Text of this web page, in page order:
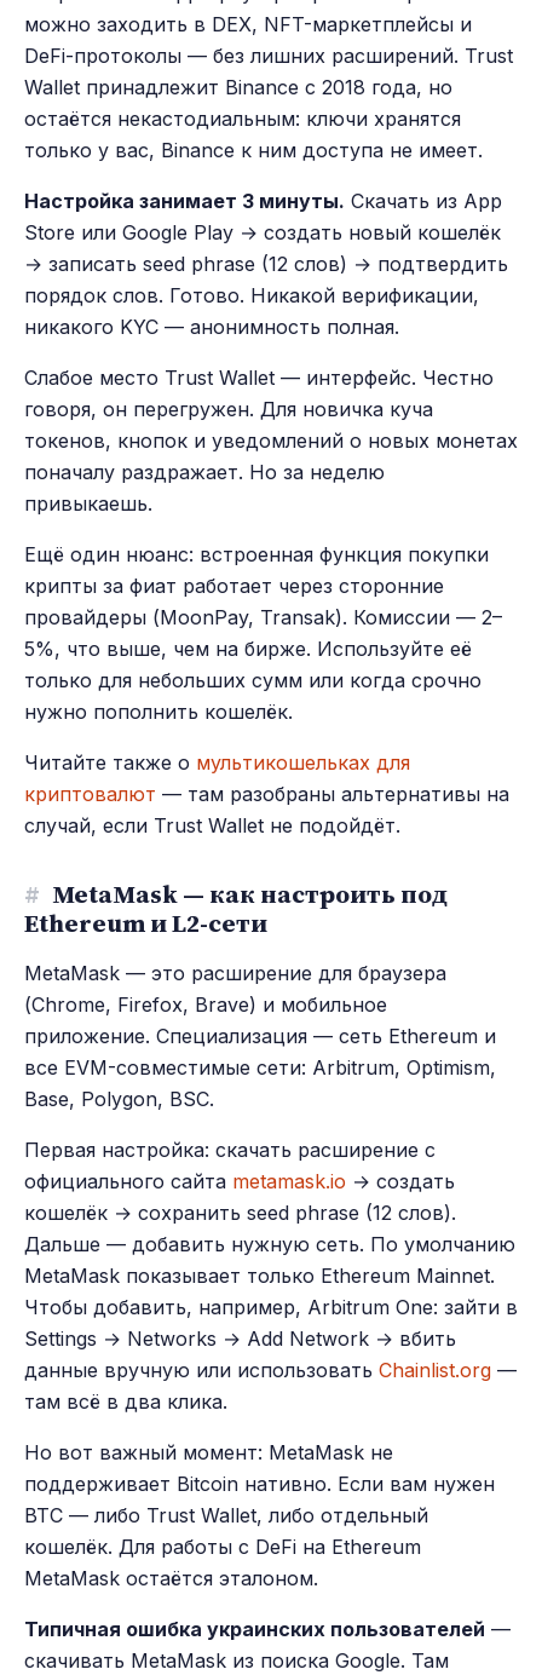
можно заходить в DEX, NFT-маркетплейсы и
DeFi-протоколы — без лишних расширений. Trust
Wallet принадлежит Binance с 2018 года, но
остаётся некастодиальным: ключи хранятся
только у вас, Binance к ним доступа не имеет.
Настройка занимает 3 минуты. Скачать из App
Store или Google Play → создать новый кошелёк
→ записать seed phrase (12 слов) → подтвердить
порядок слов. Готово. Никакой верификации,
никакого KYC — анонимность полная.
Слабое место Trust Wallet — интерфейс. Честно
говоря, он перегружен. Для новичка куча
токенов, кнопок и уведомлений о новых монетах
поначалу раздражает. Но за неделю
привыкаешь.
Ещё один нюанс: встроенная функция покупки
крипты за фиат работает через сторонние
провайдеры (MoonPay, Transak). Комиссии — 2–
5%, что выше, чем на бирже. Используйте её
только для небольших сумм или когда срочно
нужно пополнить кошелёк.
Читайте также о мультикошельках для
криптовалют — там разобраны альтернативы на
случай, если Trust Wallet не подойдёт.
# MetaMask — как настроить под
Ethereum и L2-сети
MetaMask — это расширение для браузера
(Chrome, Firefox, Brave) и мобильное
приложение. Специализация — сеть Ethereum и
все EVM-совместимые сети: Arbitrum, Optimism,
Base, Polygon, BSC.
Первая настройка: скачать расширение с
официального сайта metamask.io → создать
кошелёк → сохранить seed phrase (12 слов).
Дальше — добавить нужную сеть. По умолчанию
MetaMask показывает только Ethereum Mainnet.
Чтобы добавить, например, Arbitrum One: зайти в
Settings → Networks → Add Network → вбить
данные вручную или использовать Chainlist.org —
там всё в два клика.
Но вот важный момент: MetaMask не
поддерживает Bitcoin нативно. Если вам нужен
BTC — либо Trust Wallet, либо отдельный
кошелёк. Для работы с DeFi на Ethereum
MetaMask остаётся эталоном.
Типичная ошибка украинских пользователей —
скачивать MetaMask из поиска Google. Там